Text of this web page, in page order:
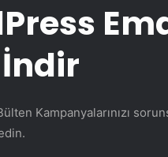
Kampanyalarınızı